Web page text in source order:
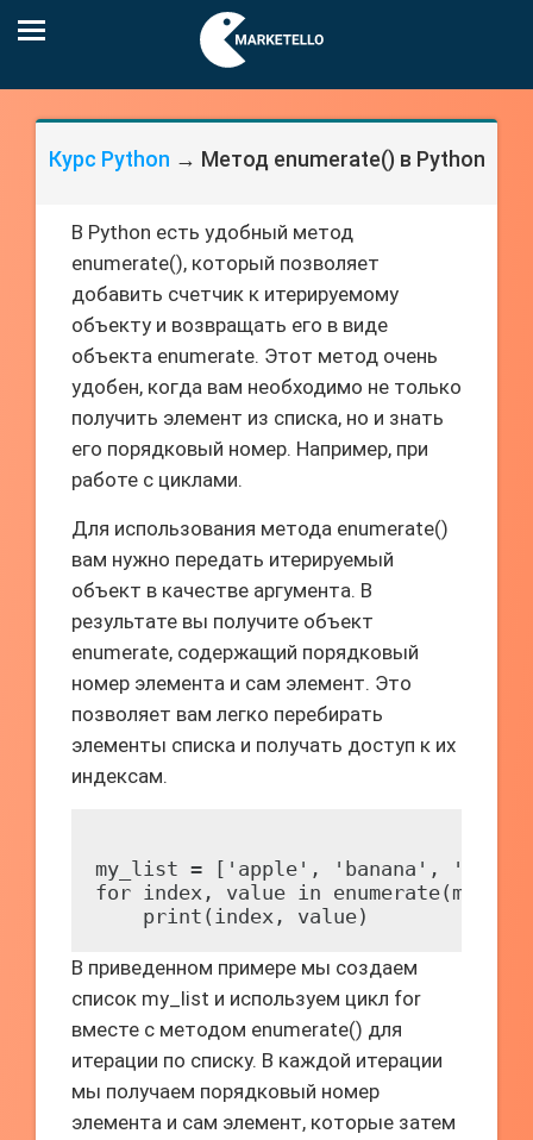
Курс Python → Метод enumerate() в Python
В Python есть удобный метод
enumerate(), который позволяет
добавить счетчик к итерируемому
объекту и возвращать его в виде
объекта enumerate. Этот метод очень
удобен, когда вам необходимо не только
получить элемент из списка, но и знать
его порядковый номер. Например, при
работе с циклами.
Для использования метода enumerate()
вам нужно передать итерируемый
объект в качестве аргумента. В
результате вы получите объект
enumerate, содержащий порядковый
номер элемента и сам элемент. Это
позволяет вам легко перебирать
элементы списка и получать доступ к их
индексам.
my_list = ['apple', 'banana',
for index, value in
В приведенном примере мы создаем
список my_list и используем цикл for
вместе с методом enumerate() для
итерации по списку. В каждой итерации
мы получаем порядковый номер
элемента и сам элемент, которые затем